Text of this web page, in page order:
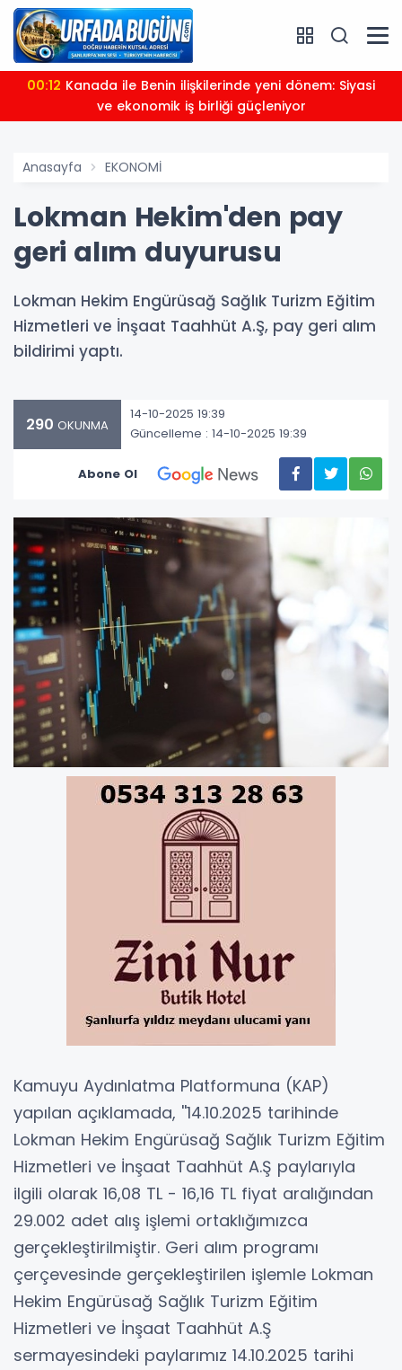
00:12
ve ekonomik iş birliği güçleniyor
Anasayfa EKONOMİ
Lokman Hekim'den pay
geri alım duyurusu
Lokman Hekim Engürüsağ Sağlık Turizm Eğitim
Hizmetleri ve İnşaat Taahhüt A.Ş, pay geri alım
bildirimi yaptı.
290 OKUNMA
14-10-2025 19:39
Güncelleme : 14-10-2025 19:39
Abone Ol
Kamuyu Aydınlatma Platformuna (KAP)
yapılan açıklamada, ''14.10.2025 tarihinde
Lokman Hekim Engürüsağ Sağlık Turizm Eğitim
Hizmetleri ve İnşaat Taahhüt A.Ş paylarıyla
ilgili olarak 16,08 TL - 16,16 TL fiyat aralığından
29.002 adet alış işlemi ortaklığımızca
gerçekleştirilmiştir. Geri alım programı
çerçevesinde gerçekleştirilen işlemle Lokman
Hekim Engürüsağ Sağlık Turizm Eğitim
Hizmetleri ve İnşaat Taahhüt A.Ş
sermayesindeki paylarımız 14.10.2025 tarihi